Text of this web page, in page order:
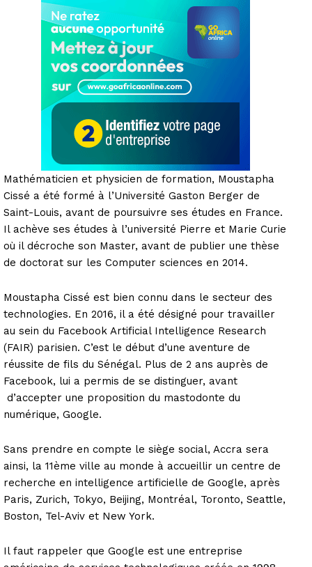
Mathématicien et physicien de formation, Moustapha
Cissé a été formé à l’Université Gaston Berger de
Saint-Louis, avant de poursuivre ses études en France.
Il achève ses études à l’université Pierre et Marie Curie
où il décroche son Master, avant de publier une thèse
de doctorat sur les Computer sciences en 2014.
Moustapha Cissé est bien connu dans le secteur des
technologies. En 2016, il a été désigné pour travailler
au sein du Facebook Artificial Intelligence Research
(FAIR) parisien. C’est le début d’une aventure de
réussite de fils du Sénégal. Plus de 2 ans auprès de
Facebook, lui a permis de se distinguer, avant
d’accepter une proposition du mastodonte du
numérique, Google.
Sans prendre en compte le siège social, Accra sera
ainsi, la 11ème ville au monde à accueillir un centre de
recherche en intelligence artificielle de Google, après
Paris, Zurich, Tokyo, Beijing, Montréal, Toronto, Seattle,
Boston, Tel-Aviv et New York.
Il faut rappeler que Google est une entreprise